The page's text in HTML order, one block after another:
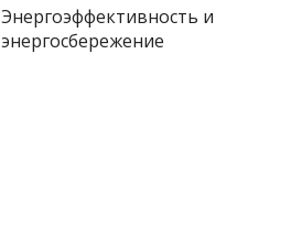
Энергоэффективность и
энергосбережение